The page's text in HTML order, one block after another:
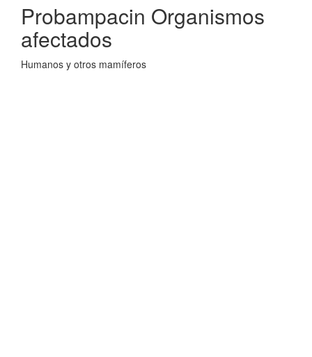
Probampacin Organismos
afectados
Humanos y otros mamíferos